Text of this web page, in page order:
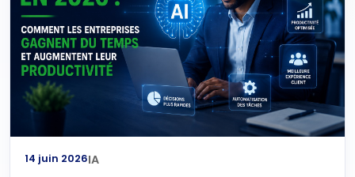
14 juin 2026IA